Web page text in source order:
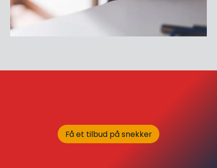
Få et tilbud på snekker